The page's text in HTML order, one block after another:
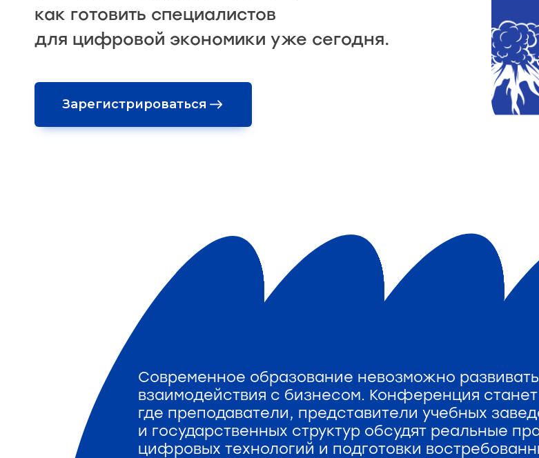
как готовить специалистов
для цифровой экономики уже сегодня.
Зарегистрироваться
Современное образование невозможно
взаимодействия с бизнесом. Конференция
где преподаватели, представители учебных
и государственных структур обсудят реальные
цифровых технологий и подготовки